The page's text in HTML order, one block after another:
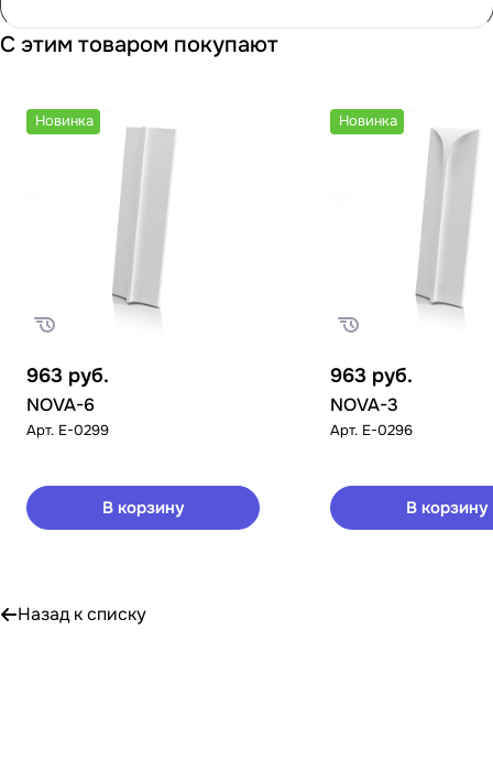
С этим товаром покупают
Новинка
963 руб.
NOVA-6
Арт. E-0299
В корзину
Новинка
963 руб.
NOVA-3
Арт. E-0296
В корзину
Назад к списку